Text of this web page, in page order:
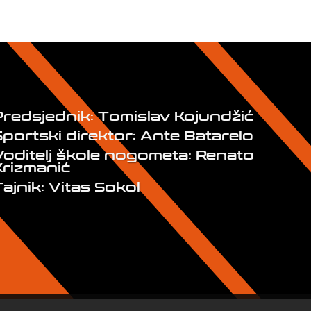
Tomislav Kojundžić
direktor: Ante Batarelo
škole nogometa: Renato
Vitas Sokol